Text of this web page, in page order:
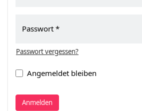
Passwort
Passwort vergessen?
Angemeldet bleiben
Anmelden